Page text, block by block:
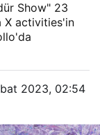
Show" 23
X activities'in
2023, 02:54